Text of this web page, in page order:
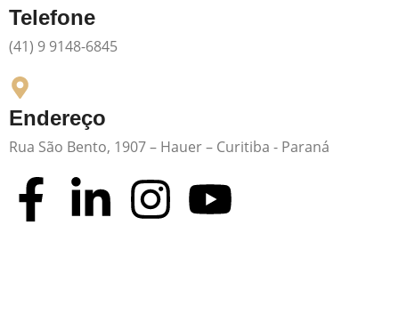
Telefone
(41) 9 9148-6845
Endereço
Rua São Bento, 1907 – Hauer – Curitiba - Paraná